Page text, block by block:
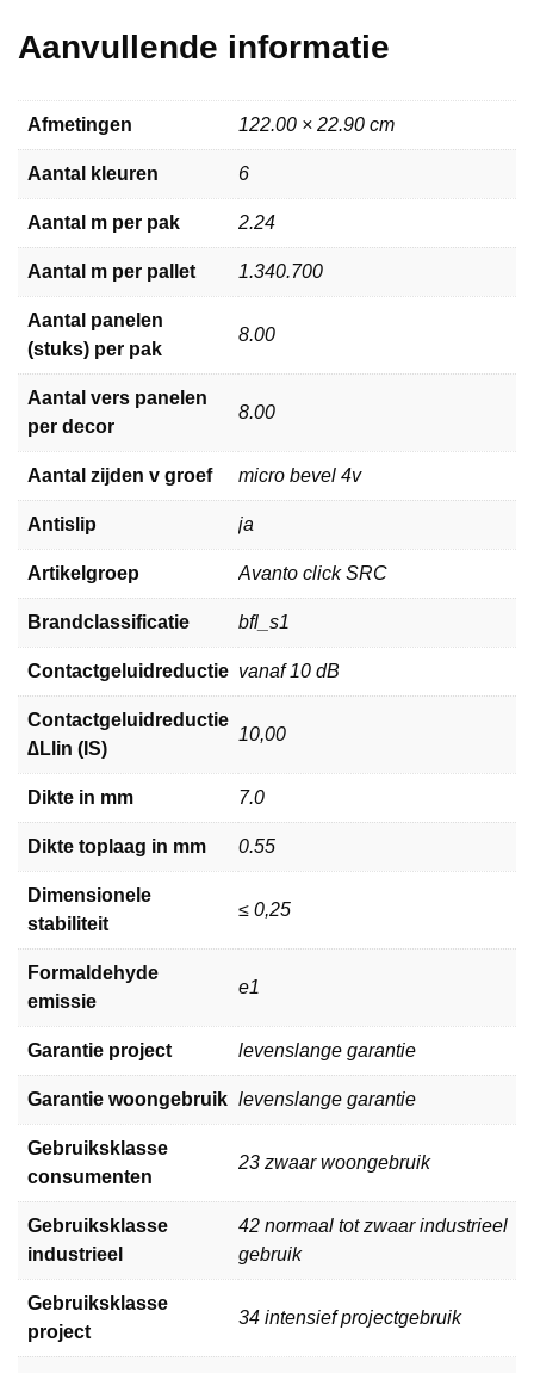
Aanvullende informatie
Afmetingen 122.00 × 22.90 cm
Aantal kleuren 6
Aantal m per pak 2.24
Aantal m per pallet 1.340.700
Aantal panelen
(stuks) per pak
8.00
Aantal vers panelen
per decor
8.00
Aantal zijden v groef micro bevel 4v
Antislip ja
Artikelgroep Avanto click SRC
Brandclassificatie bfl_s1
Contactgeluidreductie vanaf 10 dB
Contactgeluidreductie
∆Llin (IS)
10,00
Dikte in mm 7.0
Dikte toplaag in mm 0.55
Dimensionele
stabiliteit
≤ 0,25
Formaldehyde
emissie
e1
Garantie project levenslange garantie
Garantie woongebruik levenslange garantie
Gebruiksklasse
consumenten
23 zwaar woongebruik
Gebruiksklasse
industrieel
42 normaal tot zwaar industrieel
gebruik
Gebruiksklasse
project
34 intensief projectgebruik